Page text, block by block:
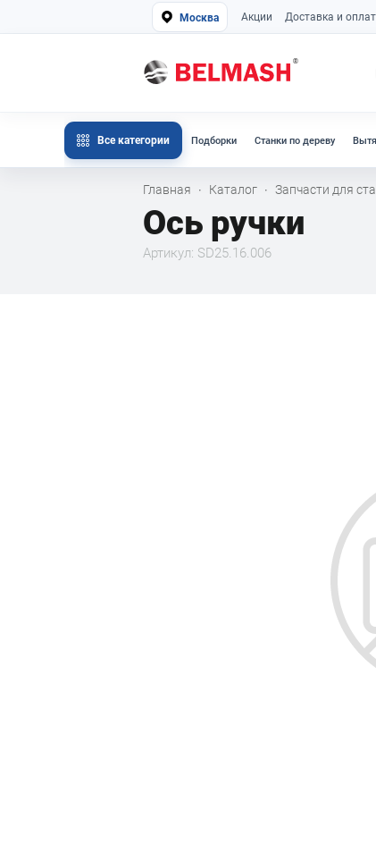
Москва Акции Доставка и
Все категории Подборки Станки по дереву
Главная · Каталог · Запчасти для
Ось ручки
Артикул: SD25.16.006